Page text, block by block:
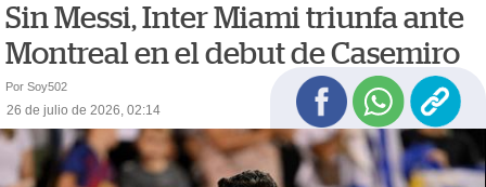
Sin Messi, Inter Miami triunfa ante
Montreal en el debut de Casemiro
Por Soy502
26 de julio de 2026, 02:14